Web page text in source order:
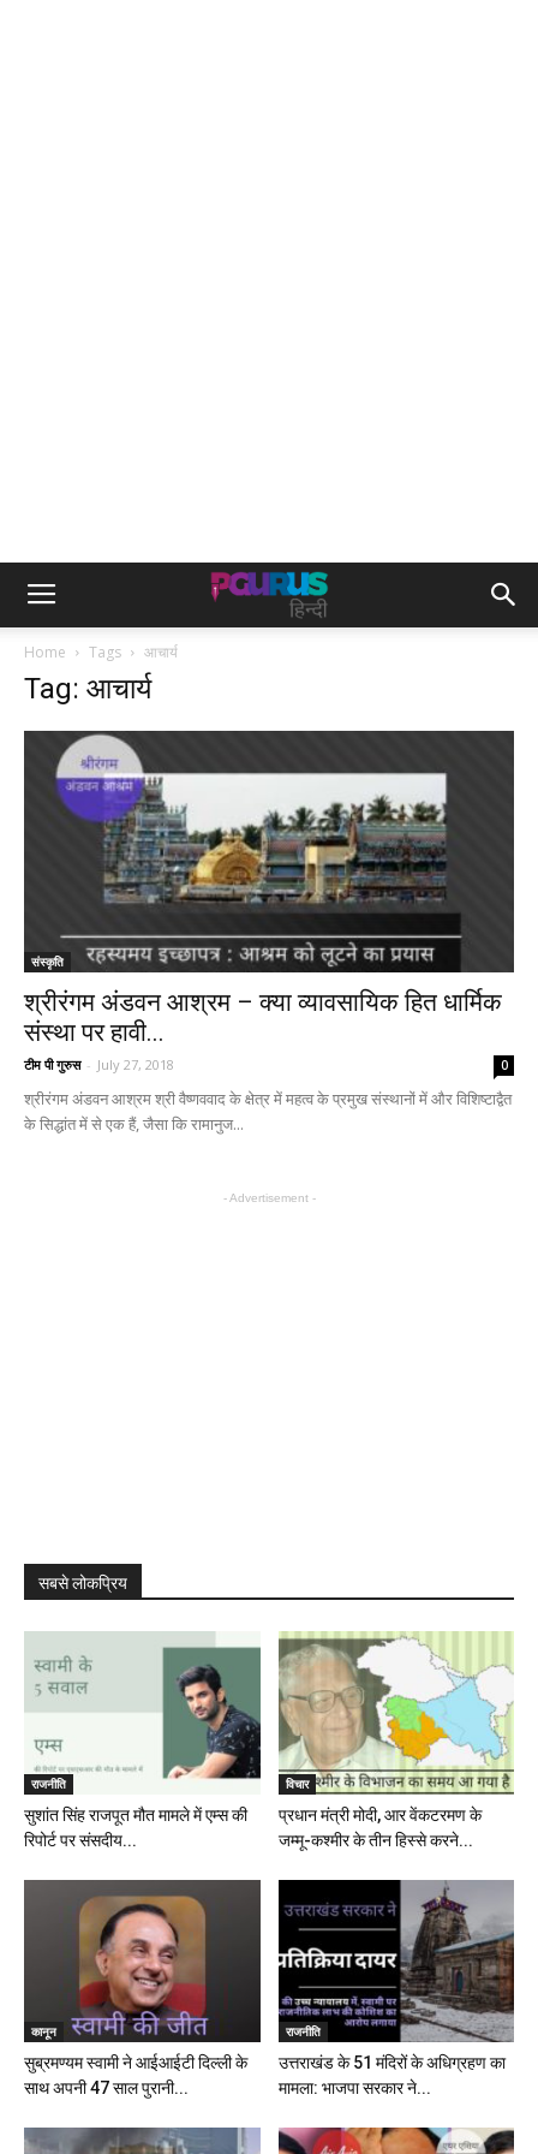
Home Tags आचार्य
Tag: आचार्य
संस्कृति
श्रीरंगम अंडवन आश्रम – क्या व्यावसायिक हित धार्मिक
संस्था पर हावी...
टीम पी गुरुस - July 27, 2018 0
श्रीरंगम अंडवन आश्रम श्री वैष्णववाद के क्षेत्र में महत्व के प्रमुख संस्थानों में और विशिष्टाद्वैत
के सिद्धांत में से एक हैं, जैसा कि रामानुज...
- Advertisement -
सबसे लोकप्रिय
राजनीति
सुशांत सिंह राजपूत मौत मामले में एम्स की
रिपोर्ट पर संसदीय...
विचार
प्रधान मंत्री मोदी, आर वेंकटरमण के
जम्मू-कश्मीर के तीन हिस्से करने...
कानून
सुब्रमण्यम स्वामी ने आईआईटी दिल्ली के
साथ अपनी 47 साल पुरानी...
राजनीति
उत्तराखंड के 51 मंदिरों के अधिग्रहण का
मामला: भाजपा सरकार ने...